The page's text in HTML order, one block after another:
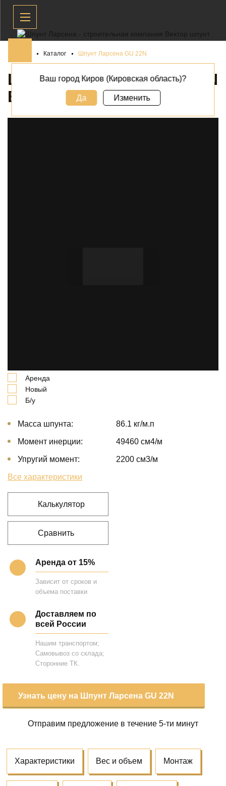
Каталог Шпунт Ларсена GU 22N
ШПУНТ ЛАРСЕНА GU 22N
В
КИРОВЕ
Аренда
Новый
Б/у
Масса шпунта: 86.1 кг/м.п
Момент инерции: 49460 cм4/м
Упругий момент: 2200 cм3/м
Все характеристики
Калькулятор
Сравнить
Аренда от 15%
Зависит от сроков и
объема поставки
Доставляем по
всей России
Нашим транспортом;
Самовывоз со склада;
Сторонние ТК.
Узнать цену на Шпунт Ларсена GU 22N
Отправим предложение в течение 5-ти минут
Характеристики Вес и объем Монтаж
Ваш город Киров (Кировская область)?
Да Изменить